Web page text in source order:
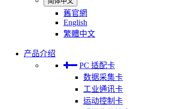
舊官網
English
繁體中文
产品介绍
PC 适配卡
数据采集卡
工业通讯卡
运动控制卡